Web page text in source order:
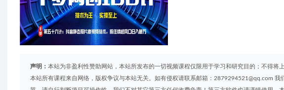
声明： 本站为非盈利性赞助网站，本站所发布的一切视频课程仅限用于学习和研究目的；不得将
本站所有课程来自网络，版权争议与本站无关。如有侵权请联系邮箱：2879294521@qq.com